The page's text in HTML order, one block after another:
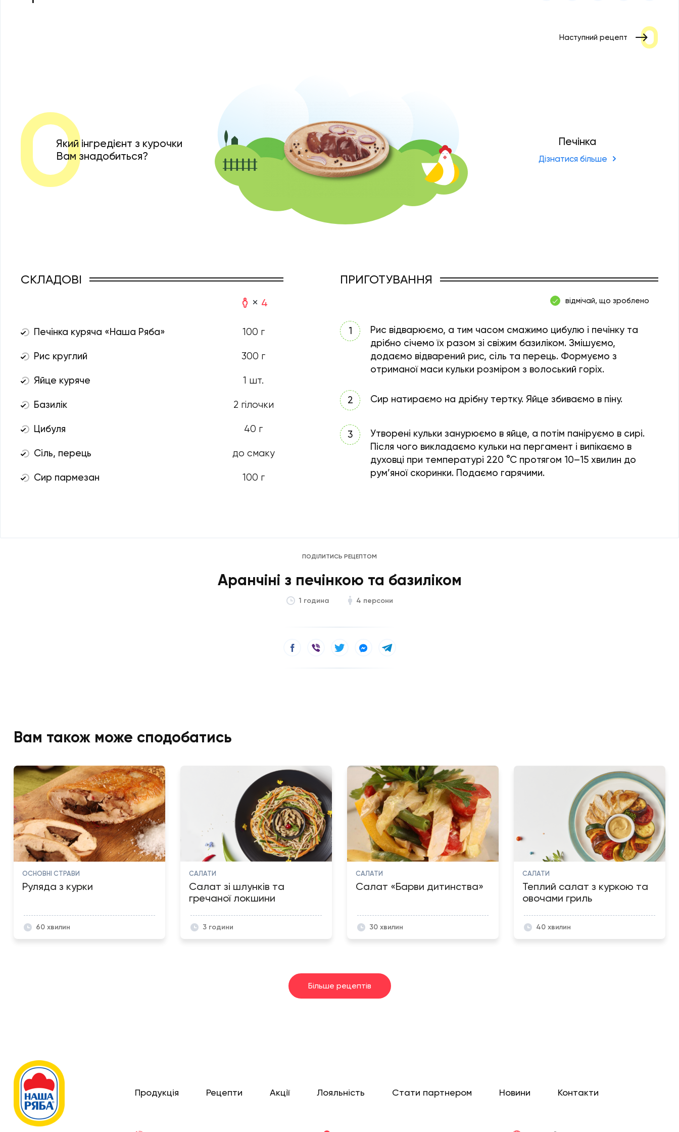
Наступний рецепт
Який інгредієнт з курочки
Вам знадобиться?
Печінка
Дізнатися більше
СКЛАДОВІ
4
Печінка куряча «Наша Ряба» 100 г
Рис круглий 300 г
Яйце куряче 1 шт.
Базилік 2 гілочки
Цибуля 40 г
Сіль, перець до смаку
Сир пармезан 100 г
ПРИГОТУВАННЯ
відмічай, що зроблено
Рис відварюємо, а тим часом смажимо цибулю і печінку та
дрібно січемо їх разом зі свіжим базиліком. Змішуємо,
додаємо відварений рис, сіль та перець. Формуємо з
отриманої маси кульки розміром з волоський горіх.
Сир натираємо на дрібну тертку. Яйце збиваємо в піну.
Утворені кульки занурюємо в яйце, а потім паніруємо в сирі.
Після чого викладаємо кульки на пергамент і випікаємо в
духовці при температурі 220 °С протягом 10–15 хвилин до
рум’яної скоринки. Подаємо гарячими.
ПОДІЛИТИСЬ РЕЦЕПТОМ
Аранчіні з печінкою та базиліком
1 година 4 персони
Вам також може сподобатись
ОСНОВНІ СТРАВИ
Руляда з курки
60 хвилин
САЛАТИ
Салат зі шлунків та
гречаної локшини
3 години
САЛАТИ
Салат «Барви дитинства»
30 хвилин
САЛАТИ
Теплий салат з куркою та
овочами гриль
40 хвилин
Більше рецептів
Продукція Рецепти Акції Лояльність Стати партнером Новини Контакти